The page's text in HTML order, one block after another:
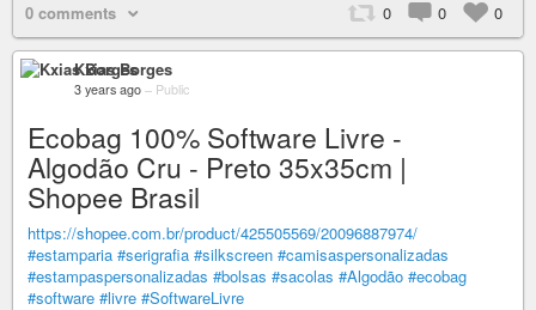
0 comments 0 0 0
Kxias Borges
3 years ago – Public
Ecobag 100% Software Livre -
Algodão Cru - Preto 35x35cm |
Shopee Brasil
https://shopee.com.br/product/425505569/20096887974/
#estamparia #serigrafia #silkscreen #camisaspersonalizadas
#estampaspersonalizadas #bolsas #sacolas #Algodão #ecobag
#software #livre #SoftwareLivre